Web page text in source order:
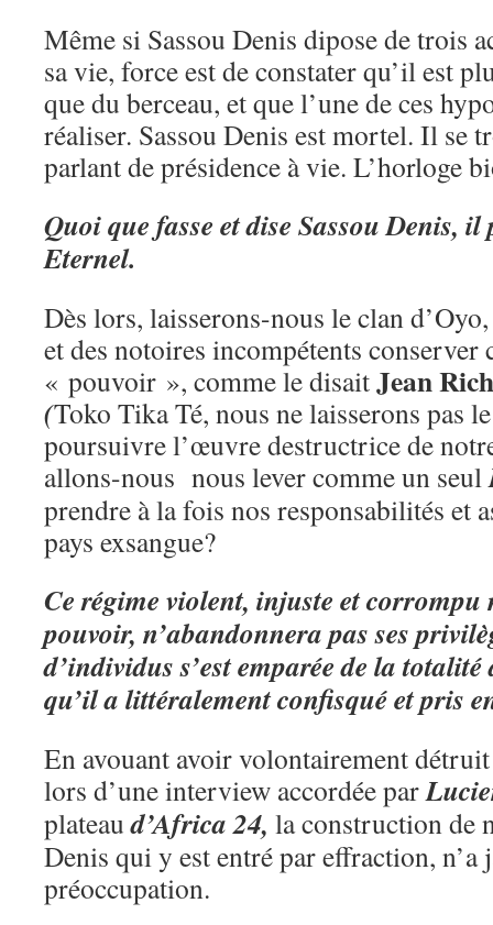
Même si Sassou Denis dipose de trois
sa vie, force est de constater qu’il est
que du berceau, et que l’une de ces
réaliser. Sassou Denis est mortel. Il se
parlant de présidence à vie. L’horloge
Quoi que fasse et dise Sassou Denis,
Eternel.
Dès lors, laisserons-nous le clan
et des notoires incompétents conserver
« pouvoir », comme le disaitJean
(Toko Tika Té, nous ne laisserons pas
poursuivre l’œuvre destructrice de
allons-nous nous lever comme un seul
prendre à la fois nos responsabilités et
pays exsangue?
Ce régime violent, injuste et corrompu
pouvoir, n’abandonnera pas ses
d’individus s’est emparée de la totalité
qu’il a littéralement confisqué et pris
En avouant avoir volontairement
lors d’une interview accordée par
plateaud’Africa 24, la construction de
Denis qui y est entré par effraction, n’a
préoccupation.